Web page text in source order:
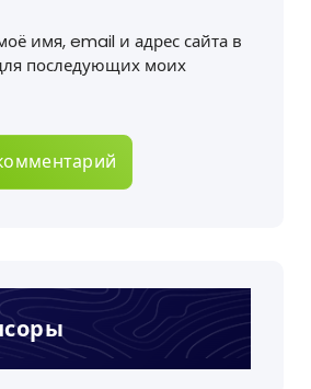
имя, email и адрес сайта в
последующих моих